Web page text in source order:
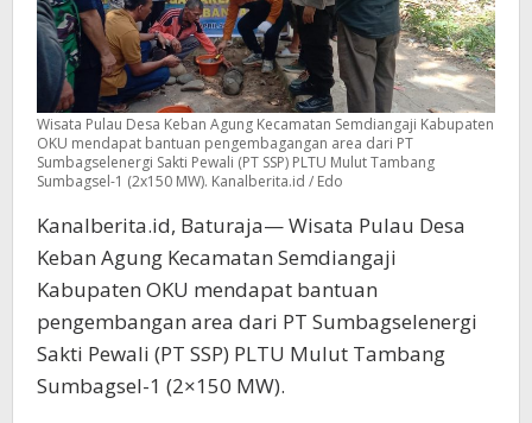
Wisata Pulau Desa Keban Agung Kecamatan Semdiangaji Kabupaten
OKU mendapat bantuan pengembagangan area dari PT
Sumbagselenergi Sakti Pewali (PT SSP) PLTU Mulut Tambang
Sumbagsel-1 (2x150 MW). Kanalberita.id / Edo
Kanalberita.id, Baturaja— Wisata Pulau Desa
Keban Agung Kecamatan Semdiangaji
Kabupaten OKU mendapat bantuan
pengembangan area dari PT Sumbagselenergi
Sakti Pewali (PT SSP) PLTU Mulut Tambang
Sumbagsel-1 (2×150 MW).